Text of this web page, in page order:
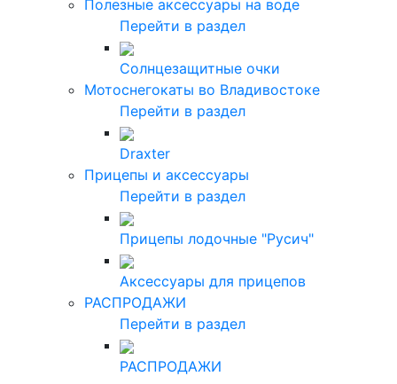
Полезные аксессуары на воде
Перейти в раздел
Солнцезащитные очки
Мотоснегокаты во Владивостоке
Перейти в раздел
Draxter
Прицепы и аксессуары
Перейти в раздел
Прицепы лодочные "Русич"
Аксессуары для прицепов
РАСПРОДАЖИ
Перейти в раздел
РАСПРОДАЖИ